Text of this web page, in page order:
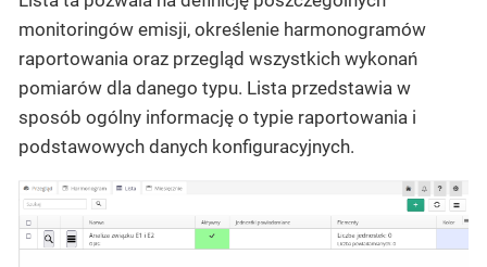
monitoringów emisji, określenie harmonogramów
raportowania oraz przegląd wszystkich wykonań
pomiarów dla danego typu. Lista przedstawia w
sposób ogólny informację o typie raportowania i
podstawowych danych konfiguracyjnych.